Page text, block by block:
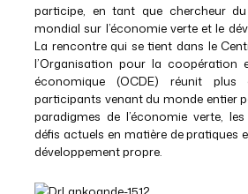
participe, en tant que chercheur
mondial sur l’économie verte et le
La rencontre qui se tient dans le
l’Organisation pour la coopération
économique (OCDE) réunit plus
participants venant du monde entier
paradigmes de l’économie verte,
défis actuels en matière de pratiques
développement propre.